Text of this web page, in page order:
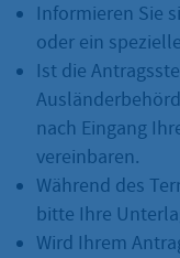
Informieren Sie
oder ein
Ist die
nach Eingang
vereinbaren.
Während des
bitte Ihre
Wird Ihrem